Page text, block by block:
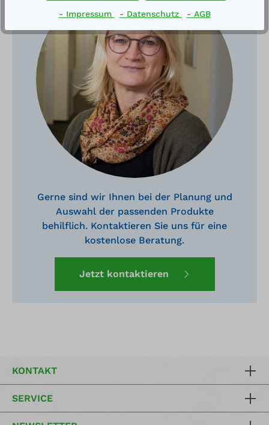
Gerne sind wir Ihnen bei der Planung und
Auswahl der passenden Produkte
behilflich. Kontaktieren Sie uns für eine
kostenlose Beratung.
Jetzt kontaktieren
KONTAKT
SERVICE
- Impressum - Datenschutz - AGB